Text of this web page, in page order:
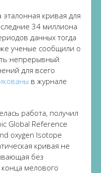
кривая для
34 миллиона
данных тогда
ученые сообщили о
непрерывный
для всего
в журнале
работа, получил
Global Reference
oxygen Isotope
кривая не
без
мелового